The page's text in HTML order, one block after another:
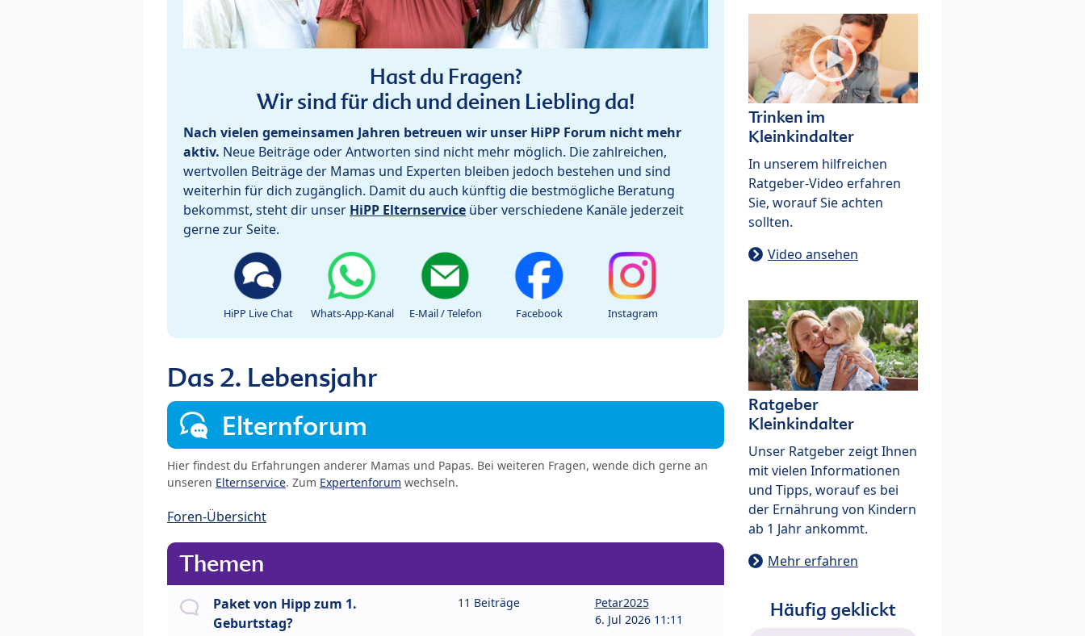
Hast du Fragen?
Wir sind für dich und deinen Liebling da!
Nach vielen gemeinsamen Jahren betreuen wir unser HiPP Forum nicht mehr
aktiv. Neue Beiträge oder Antworten sind nicht mehr möglich. Die zahlreichen,
wertvollen Beiträge der Mamas und Experten bleiben jedoch bestehen und sind
weiterhin für dich zugänglich. Damit du auch künftig die bestmögliche Beratung
bekommst, steht dir unser HiPP Elternservice über verschiedene Kanäle jederzeit
gerne zur Seite.
HiPP Live Chat Whats-App-Kanal E-Mail / Telefon Facebook Instagram
Das 2. Lebensjahr
Elternforum
Hier findest du Erfahrungen anderer Mamas und Papas. Bei weiteren Fragen, wende dich gerne an
unseren Elternservice. Zum Expertenforum wechseln.
Foren-Übersicht
Themen
Paket von Hipp zum 1.
Geburtstag?
11 Beiträge
Petar2025
6. Jul 2026 11:11
Trinken im
Kleinkindalter
In unserem hilfreichen
Ratgeber-Video erfahren
Sie, worauf Sie achten
sollten.
Video ansehen
Ratgeber
Kleinkindalter
Unser Ratgeber zeigt Ihnen
mit vielen Informationen
und Tipps, worauf es bei
der Ernährung von Kindern
ab 1 Jahr ankommt.
Mehr erfahren
Häufig geklickt